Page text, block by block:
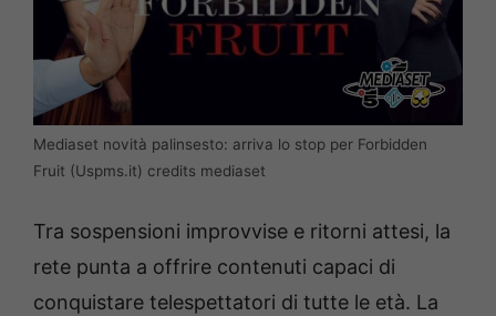
Mediaset novità palinsesto: arriva lo stop per Forbidden
Fruit (Uspms.it) credits mediaset
Tra sospensioni improvvise e ritorni attesi, la
rete punta a offrire contenuti capaci di
conquistare telespettatori di tutte le età. La